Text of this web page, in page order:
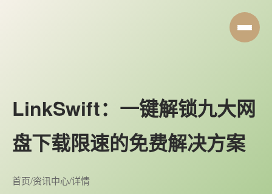
LinkSwift：一键解锁九大网
盘下载限速的免费解决方案
首页/资讯中心/详情